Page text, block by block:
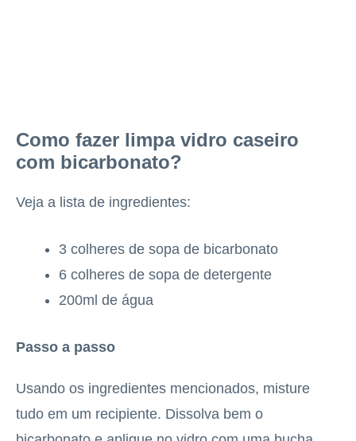
Como fazer limpa vidro caseiro
com bicarbonato?
Veja a lista de ingredientes:
3 colheres de sopa de bicarbonato
6 colheres de sopa de detergente
200ml de água
Passo a passo
Usando os ingredientes mencionados, misture
tudo em um recipiente. Dissolva bem o